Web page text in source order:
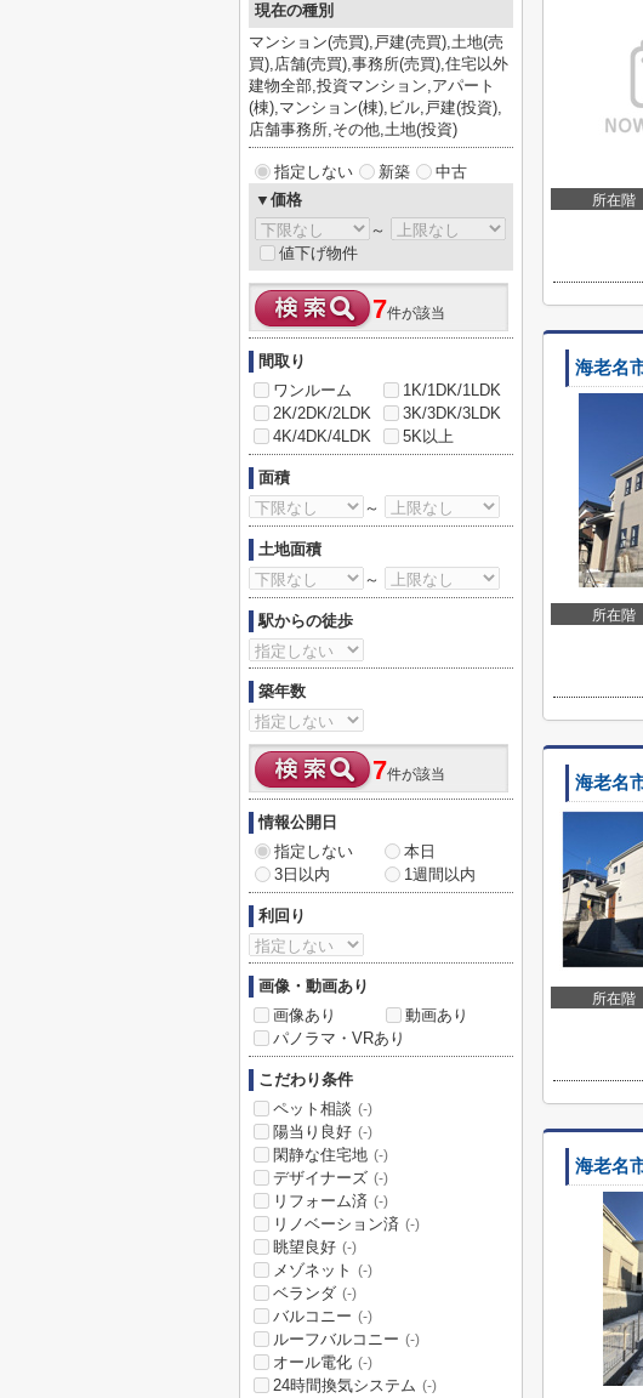
所在階
海老名
所在階
海老名
所在階
海老名
現在の種別
マンション(売買),戸建(売買),土地(売
買),店舗(売買),事務所(売買),住宅以外
建物全部,投資マンション,アパート
(棟),マンション(棟),ビル,戸建(投資),
店舗事務所,その他,土地(投資)
指定しない 新築
中古
▼価格
～
値下げ物件
7件が該当
間取り
ワンルーム
1K/1DK/1LDK
2K/2DK/2LDK
3K/3DK/3LDK
4K/4DK/4LDK
5K以上
面積
～
土地面積
～
駅からの徒歩
築年数
7件が該当
情報公開日
指定しない
本日
3日以内
1週間以内
利回り
画像・動画あり
画像あり
動画あり
パノラマ・VRあり
こだわり条件
ペット相談 (-)
陽当り良好 (-)
閑静な住宅地 (-)
デザイナーズ (-)
リフォーム済 (-)
リノベーション済 (-)
眺望良好 (-)
メゾネット (-)
ベランダ (-)
バルコニー (-)
ルーフバルコニー (-)
オール電化 (-)
24時間換気システム (-)